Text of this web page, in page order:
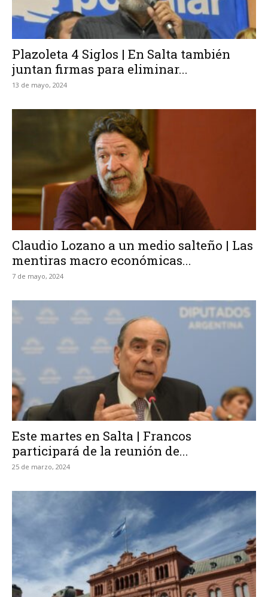
Plazoleta 4 Siglos | En Salta también
juntan firmas para eliminar...
13 de mayo, 2024
Claudio Lozano a un medio salteño | Las
mentiras macro económicas...
7 de mayo, 2024
Este martes en Salta | Francos
participará de la reunión de...
25 de marzo, 2024